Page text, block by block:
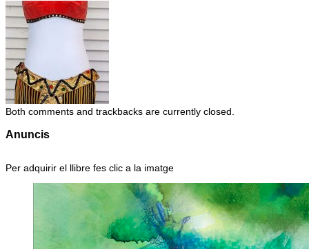
Both comments and trackbacks are currently closed.
Anuncis
Per adquirir el llibre fes clic a la imatge